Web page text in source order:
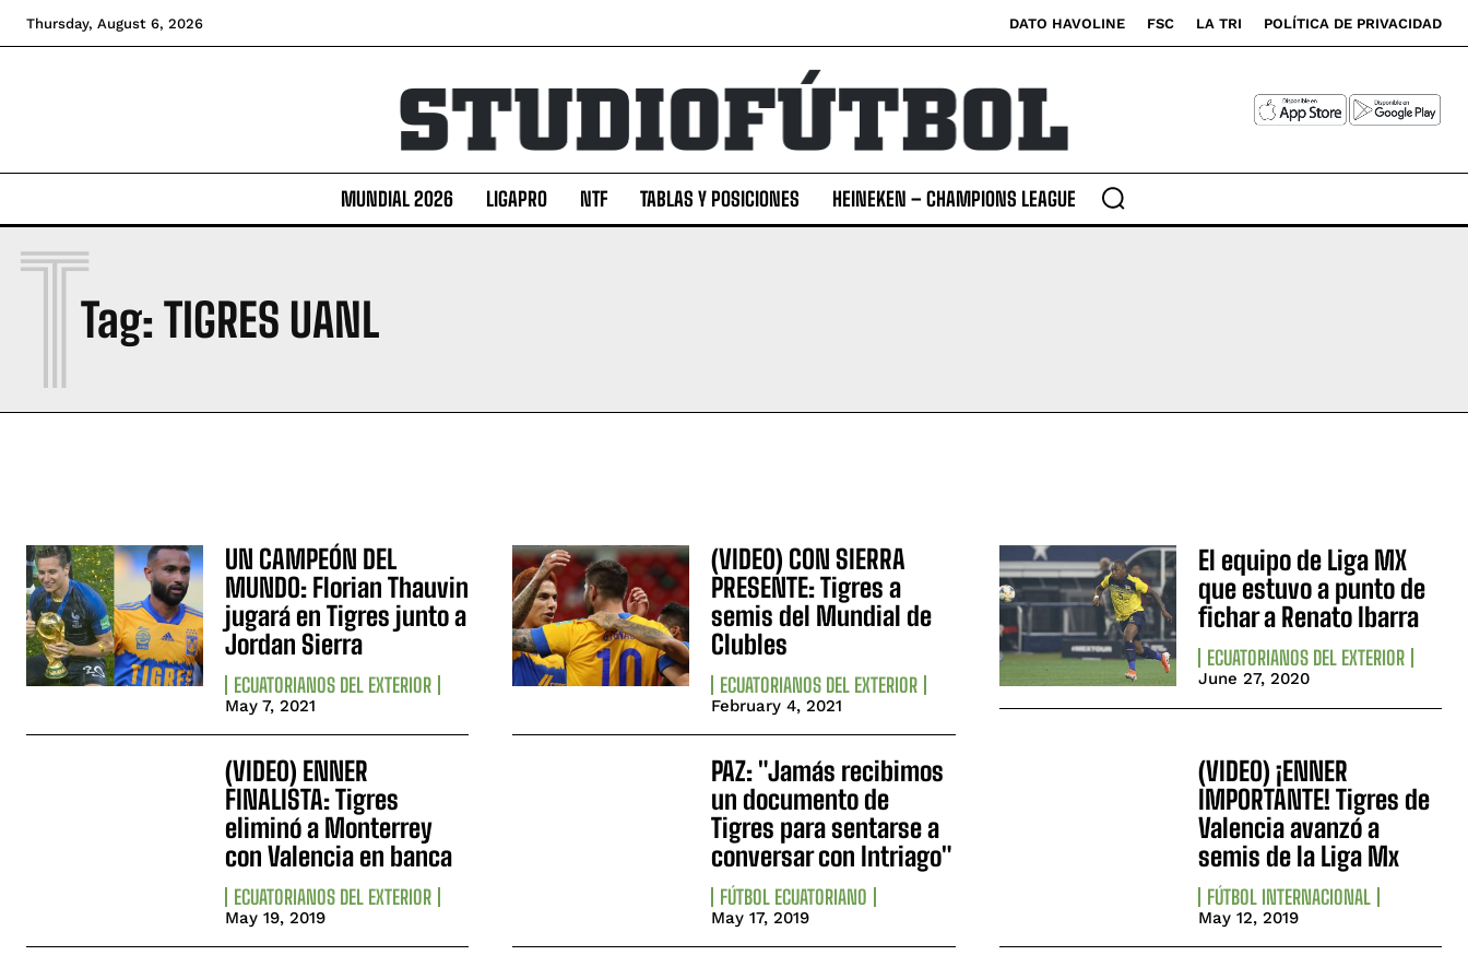
Thursday, August 6, 2026 DATO HAVOLINE FSC LA TRI POLÍTICA DE PRIVACIDAD
MUNDIAL 2026 LIGAPRO NTF TABLAS Y POSICIONES HEINEKEN – CHAMPIONS LEAGUE
Tag: TIGRES UANL
T
UN CAMPEÓN DEL
MUNDO: Florian Thauvin
jugará en Tigres junto a
Jordan Sierra
ECUATORIANOS DEL EXTERIOR
May 7, 2021
(VIDEO) CON SIERRA
PRESENTE: Tigres a
semis del Mundial de
Clubles
ECUATORIANOS DEL EXTERIOR
February 4, 2021
El equipo de Liga MX
que estuvo a punto de
fichar a Renato Ibarra
ECUATORIANOS DEL EXTERIOR
June 27, 2020
(VIDEO) ENNER
FINALISTA: Tigres
eliminó a Monterrey
con Valencia en banca
ECUATORIANOS DEL EXTERIOR
May 19, 2019
PAZ: "Jamás recibimos
un documento de
Tigres para sentarse a
conversar con Intriago"
FÚTBOL ECUATORIANO
May 17, 2019
(VIDEO) ¡ENNER
IMPORTANTE! Tigres de
Valencia avanzó a
semis de la Liga Mx
FÚTBOL INTERNACIONAL
May 12, 2019